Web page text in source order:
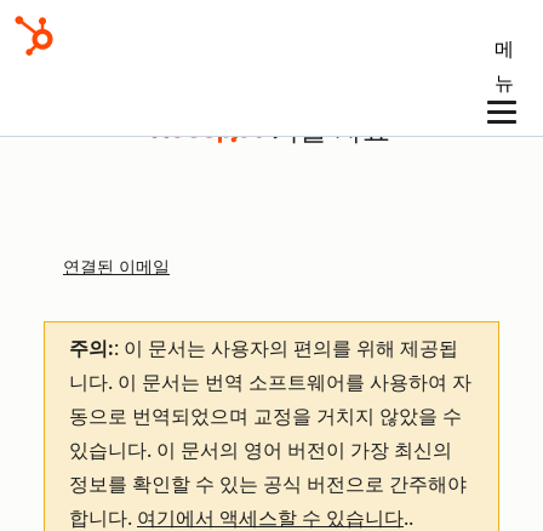
메
뉴
기술 자료
연결된 이메일
주의:: 이 문서는 사용자의 편의를 위해 제공됩
니다. 이 문서는 번역 소프트웨어를 사용하여 자
동으로 번역되었으며 교정을 거치지 않았을 수
있습니다. 이 문서의 영어 버전이 가장 최신의
정보를 확인할 수 있는 공식 버전으로 간주해야
합니다. 여기에서 액세스할 수 있습니다..